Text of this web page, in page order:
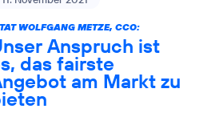
WOLFGANG METZE, CCO:
Anspruch ist
das fairste
am Markt zu